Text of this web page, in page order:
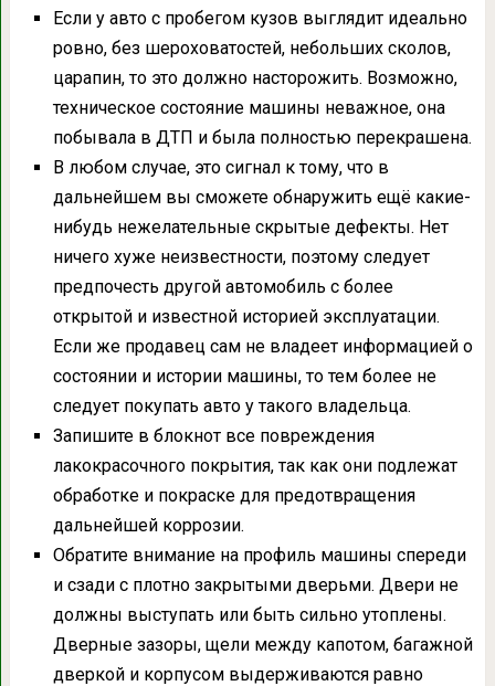
Если у авто с пробегом кузов выглядит идеально
ровно, без шероховатостей, небольших сколов,
царапин, то это должно насторожить. Возможно,
техническое состояние машины неважное, она
побывала в ДТП и была полностью перекрашена.
В любом случае, это сигнал к тому, что в
дальнейшем вы сможете обнаружить ещё какие-
нибудь нежелательные скрытые дефекты. Нет
ничего хуже неизвестности, поэтому следует
предпочесть другой автомобиль с более
открытой и известной историей эксплуатации.
Если же продавец сам не владеет информацией о
состоянии и истории машины, то тем более не
следует покупать авто у такого владельца.
Запишите в блокнот все повреждения
лакокрасочного покрытия, так как они подлежат
обработке и покраске для предотвращения
дальнейшей коррозии.
Обратите внимание на профиль машины спереди
и сзади с плотно закрытыми дверьми. Двери не
должны выступать или быть сильно утоплены.
Дверные зазоры, щели между капотом, багажной
дверкой и корпусом выдерживаются равно